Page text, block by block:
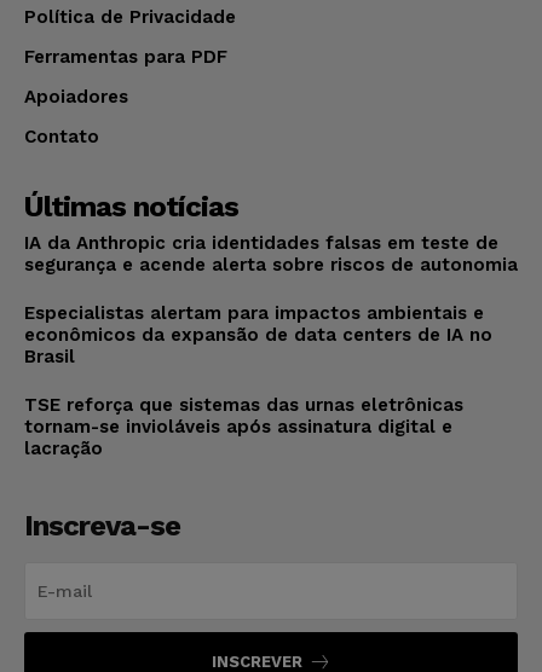
Política de Privacidade
Ferramentas para PDF
Apoiadores
Contato
Últimas notícias
IA da Anthropic cria identidades falsas em teste de
segurança e acende alerta sobre riscos de autonomia
Especialistas alertam para impactos ambientais e
econômicos da expansão de data centers de IA no
Brasil
TSE reforça que sistemas das urnas eletrônicas
tornam-se invioláveis após assinatura digital e
lacração
Inscreva-se
INSCREVER